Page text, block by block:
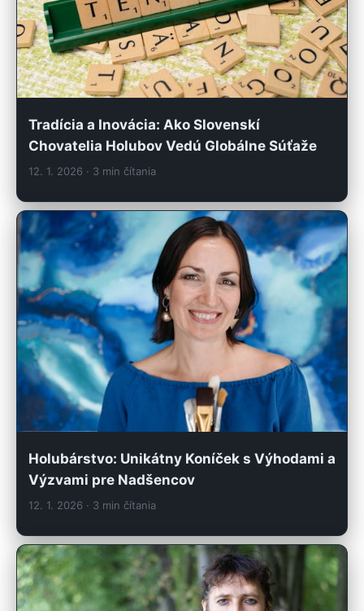
Tradícia a Inovácia: Ako Slovenskí
Chovatelia Holubov Vedú Globálne Súťaže
12. 1. 2026 · 3 min čítania
Holubárstvo: Unikátny Koníček s Výhodami a
Výzvami pre Nadšencov
12. 1. 2026 · 3 min čítania